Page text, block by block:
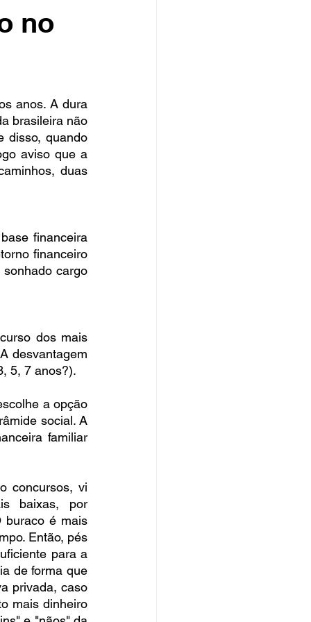
no
anos. A dura
brasileira não
disso, quando
aviso que a
duas
financeira
financeiro
cargo
dos mais
desvantagem
5, 7 anos?).
a opção
social. A
familiar
concursos, vi
baixas, por
buraco é mais
Então, pés
para a
de forma que
privada, caso
mais dinheiro